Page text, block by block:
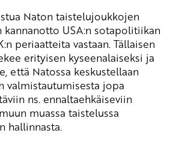
Naton taistelujoukkojen
USA:n sotapolitiikan
periaatteita vastaan. Tällaisen
erityisen kyseenalaiseksi ja
että Natossa keskustellaan
valmistautumisesta jopa
ns. ennaltaehkäiseviin
muassa taistelussa
hallinnasta.